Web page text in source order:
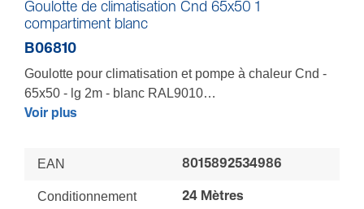
Goulotte de climatisation Cnd 65x50 1
compartiment blanc
B06810
Goulotte pour climatisation et pompe à chaleur Cnd -
65x50 - lg 2m - blanc RAL9010
Conçue pour répondre à tous les besoins de
la pose des liaisons - Système d’accroche rapide -
Fixation de colliers nylon sur le fond sans accessoire -
Voir plus
EAN 8015892534986
Conditionnement 24 Mètres